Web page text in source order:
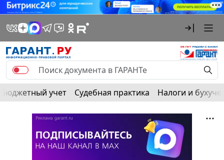
Бюджетный учет Судебная практика Налоги и